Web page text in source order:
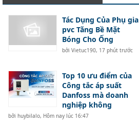
Tác Dụng Của Phụ gia
pvc Tăng Bề Mặt
Bóng Cho Ống
bởi Vietuc190, 17 phút trước
Top 10 ưu điểm của
Công tắc áp suất
Danfoss mà doanh
nghiệp không
bởi huybilalo, Hôm nay lúc 16:47